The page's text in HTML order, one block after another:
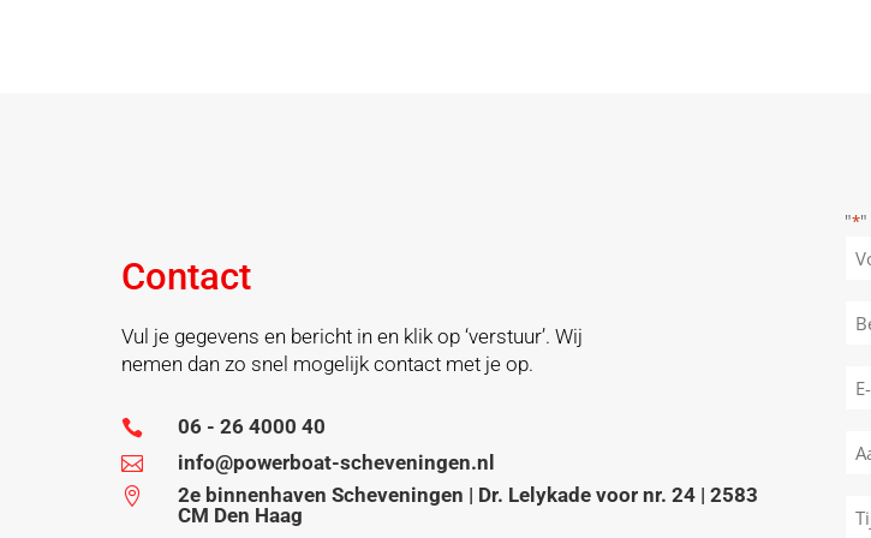
Contact
Vul je gegevens en bericht in en klik op ‘verstuur’. Wij
nemen dan zo snel mogelijk contact met je op.
 06 - 26 4000 40
 info@powerboat-scheveningen.nl

2e binnenhaven Scheveningen | Dr. Lelykade voor nr. 24 | 2583
CM Den Haag
"*
E-